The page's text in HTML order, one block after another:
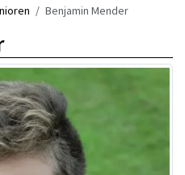
Benjamin Mender